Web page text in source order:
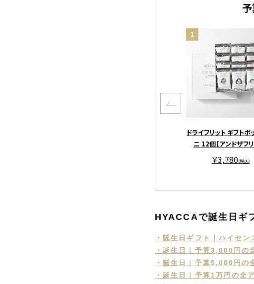
ドライフリット ギフトボ
ニ 12個［アンドザフリ
￥3,780（税込）
HYACCAで誕生日ギ
・誕生日ギフト｜ハイセ
・誕生日｜予算3,000円の
・誕生日｜予算5,000円の
・誕生日｜予算1万円の全